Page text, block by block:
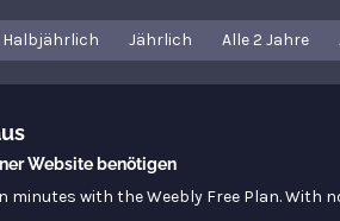
Halbjährlich Jährlich Alle 2 Jahre
Website benötigen
minutes with the Weebly Free Plan.